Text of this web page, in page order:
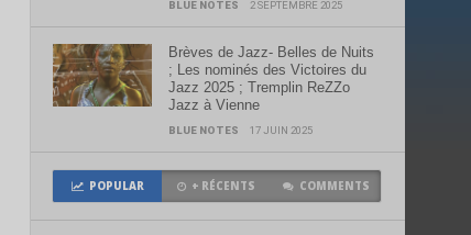
BLUE NOTES 2 SEPTEMBRE 2025
Brèves de Jazz- Belles de Nuits
; Les nominés des Victoires du
Jazz 2025 ; Tremplin ReZZo
Jazz à Vienne
BLUE NOTES 17 JUIN 2025
POPULAR + RÉCENTS COMMENTS